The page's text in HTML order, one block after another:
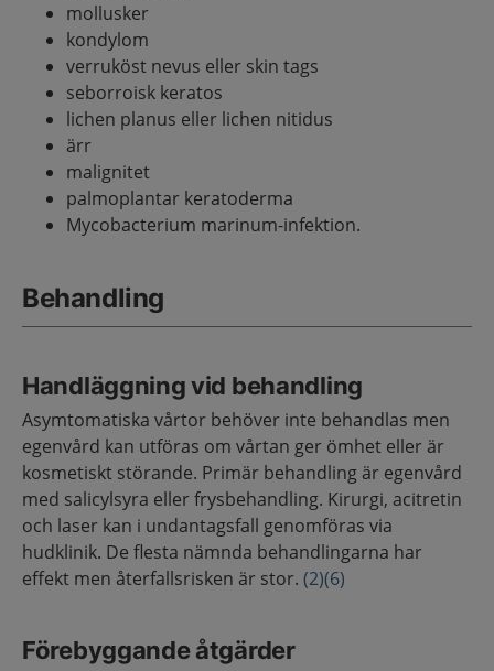
mollusker
kondylom
verruköst nevus eller skin tags
seborroisk keratos
lichen planus eller lichen nitidus
ärr
malignitet
palmoplantar keratoderma
Mycobacterium marinum-infektion.
Behandling
Handläggning vid behandling
Asymtomatiska vårtor behöver inte behandlas men
egenvård kan utföras om vårtan ger ömhet eller är
kosmetiskt störande. Primär behandling är egenvård
med salicylsyra eller frysbehandling. Kirurgi, acitretin
och laser kan i undantagsfall genomföras via
hudklinik. De flesta nämnda behandlingarna har
effekt men återfallsrisken är stor. (2)(6)
Förebyggande åtgärder